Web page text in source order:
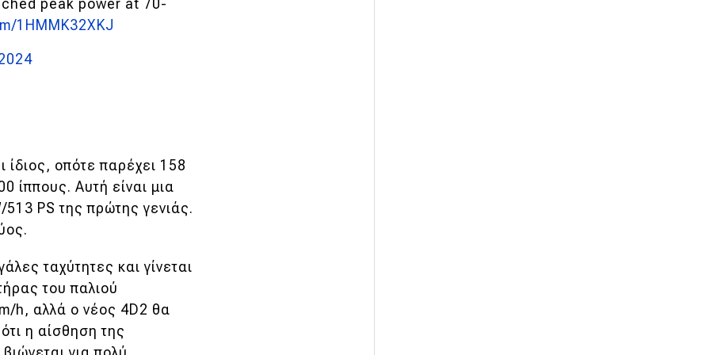
peak power at 70-
1HMMK32XKJ
ίδιος, οπότε παρέχει 158
ίππους. Αυτή είναι μια
PS της πρώτης γενιάς.
ταχύτητες και γίνεται
του παλιού
h, αλλά ο νέος 4D2 θα
η αίσθηση της